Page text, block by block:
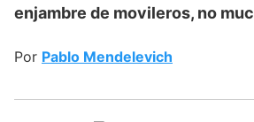
enjambre de movileros, no
Por Pablo Mendelevich